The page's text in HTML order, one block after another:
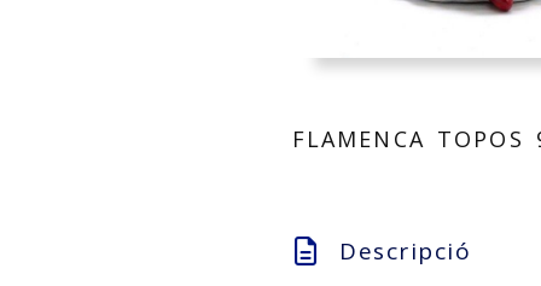
FLAMENCA
Descripció